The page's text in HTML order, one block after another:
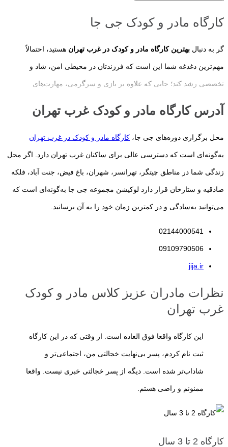
کارگاه مادر و کودک جی جا
گر به دنبال بهترین کارگاه مادر و کودک در غرب تهران هستید، احتمالاً
مهم‌ترین دغدغه شما این است که فرزندتان در محیطی امن، شاد و
تخصصی رشد کند؛ جایی که علاوه بر بازی و سرگرمی، مهارت‌های
اجتماعی، ذهنی، حرکتی و عاطفی او نیز تقویت شود. انتخاب یک کارگاه
مناسب، تنها به نزدیکی محل زندگی یا امکانات مجموعه محدود نمی‌شود؛
بلکه کیفیت برنامه‌های آموزشی، تجربه مربیان، تناسب فعالیت‌ها با سن
کودک و ایجاد ارتباطی مؤثر میان مادر و کودک، عواملی هستند که در رشد
همه‌جانبه فرزندتان نقش مهمی دارند.
سال‌های نخست زندگی، مهم‌ترین دوره رشد مغز و شکل‌گیری شخصیت
کودک محسوب می‌شوند. به همین دلیل، متخصصان رشد کودک توصیه
می‌کنند والدین از این فرصت طلایی برای فراهم کردن تجربه‌های متنوع،
هدفمند و متناسب با سن فرزندشان استفاده کنند.
با همین هدف طراحی شده است؛ محیطی که کودک در آن از طریق بازی،
موفقیت او در سال‌های آینده خواهند بود.
درسی نیست. کودکان پیش از دبستان بیش از هر چیز با بازی، تجربه،
مشاهده و کشف دنیای اطراف خود یاد می‌گیرند. به همین دلیل، یک کارگاه
استاندارد باید فعالیت‌های خود را بر پایه بازی هدفمند، تقویت خلاقیت،
افزایش اعتمادبه‌نفس، رشد مهارت‌های ارتباطی و پرورش استقلال کودک
برنامه‌ریزی کند.
در ادامه این مقاله با ویژگی‌های یک
آدرس کارگاه مادر و کودک غرب تهران
محل برگزاری دوره‌های جی جا، کارگاه مادر و کودک در غرب تهران
به‌گونه‌ای است که دسترسی عالی برای ساکنان غرب تهران دارد. اگر محل
زندگی شما در مناطق چیتگر، تهرانسر، شهران، باغ فیض، جنت آباد، فلکه
صادقیه و ستارخان قرار دارد لوکیشن مجموعه جی جا به‌گونه‌ای است که
می‌توانید به‌سادگی و در کمترین زمان خود را به آن برسانید.
02144000541
09109790506
jija.ir
نظرات مادران عزیز کلاس مادر و کودک
غرب تهران
این کارگاه واقعا فوق العاده است. از وقتی که در این کارگاه
ثبت نام کردم، پسر بی‌نهایت خجالتی من، اجتماعی‌تر و
شاداب‌تر شده است. دیگه از پسر خجالتی خبری نیست. واقعا
ممنونم و راضی هستم.
کارگاه 2 تا 3 سال